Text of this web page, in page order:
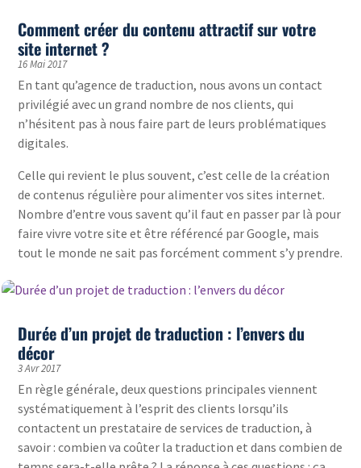
Comment créer du contenu attractif sur votre
site internet ?
16 Mai 2017
En tant qu’agence de traduction, nous avons un contact
privilégié avec un grand nombre de nos clients, qui
n’hésitent pas à nous faire part de leurs problématiques
digitales.
Celle qui revient le plus souvent, c’est celle de la création
de contenus régulière pour alimenter vos sites internet.
Nombre d’entre vous savent qu’il faut en passer par là pour
faire vivre votre site et être référencé par Google, mais
tout le monde ne sait pas forcément comment s’y prendre.
Durée d’un projet de traduction : l’envers du
décor
3 Avr 2017
En règle générale, deux questions principales viennent
systématiquement à l’esprit des clients lorsqu’ils
contactent un prestataire de services de traduction, à
savoir : combien va coûter la traduction et dans combien de